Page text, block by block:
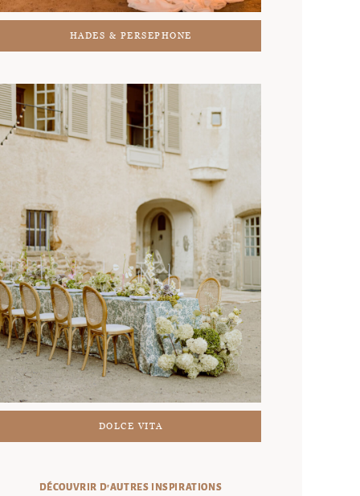
HADES & PERSEPHONE
DOLCE VITA
DÉCOUVRIR D'AUTRES INSPIRATIONS